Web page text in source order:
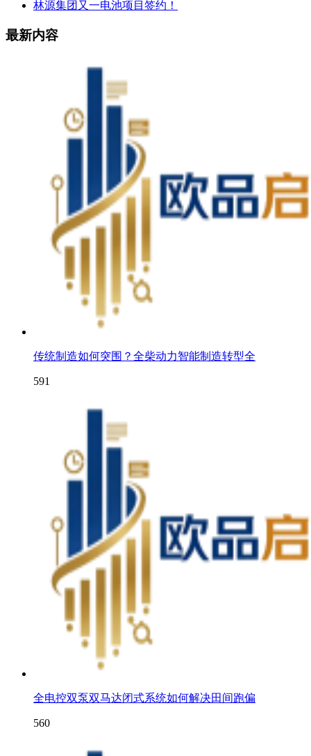
林源集团又一电池项目签约！
最新内容
传统制造如何突围？全柴动力智能制造转型全
591
全电控双泵双马达闭式系统如何解决田间跑偏
560